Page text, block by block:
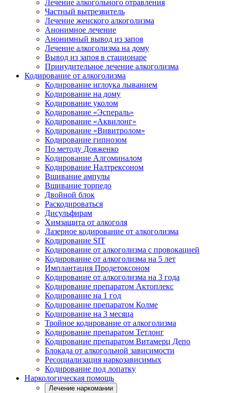
Лечение алкогольного отравления
Частный вытрезвитель
Лечение женского алкоголизма
Анонимное лечение
Анонимный вывод из запоя
Лечение алкоголизма на дому
Вывод из запоя в стационаре
Принудительное лечение алкоголизма
Кодирование от алкоголизма
Кодирование иглоука лыванием
Кодирование на дому
Кодирование уколом
Кодирование «Эспераль»
Кодирование «Аквилонг»
Кодирование «Вивитролом»
Кодирование гипнозом
По методу Довженко
Кодирование Алгоминалом
Кодирование Налтрексоном
Вшивание ампулы
Вшивание торпедо
Двойной блок
Раскодироваться
Дисульфирам
Химзащита от алкоголя
Лазерное кодирование от алкоголизма
Кодирование SIT
Кодирование от алкоголизма с провокацией
Кодирование от алкоголизма на 5 лет
Имплантация Продетоксоном
Кодирование от алкоголизма на 3 года
Кодирование препаратом Актоплекс
Кодирование на 1 год
Кодирование препаратом Колме
Кодирование на 3 месяца
Тройное кодирование от алкоголизма
Кодирование препаратом Тетлонг
Кодирование препаратом Витамерц Депо
Блокада от алкогольной зависимости
Ресоциализация наркозависимых
Кодирование под лопатку
Наркологическая помощь
Лечение наркомании